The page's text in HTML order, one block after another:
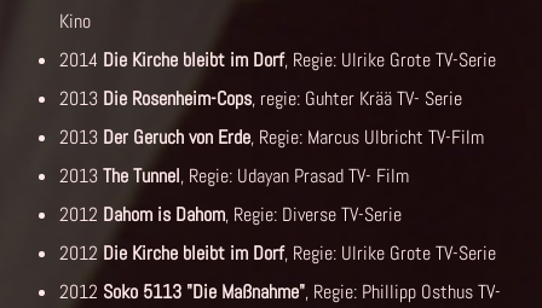
Kino
2014 Die Kirche bleibt im Dorf, Regie: Ulrike Grote TV-Serie
2013 Die Rosenheim-Cops, regie: Guhter Krää TV- Serie
2013 Der Geruch von Erde, Regie: Marcus Ulbricht TV-Film
2013 The Tunnel, Regie: Udayan Prasad TV- Film
2012 Dahom is Dahom, Regie: Diverse TV-Serie
2012 Die Kirche bleibt im Dorf, Regie: Ulrike Grote TV-Serie
2012 Soko 5113 "Die Maßnahme", Regie: Phillipp Osthus TV-